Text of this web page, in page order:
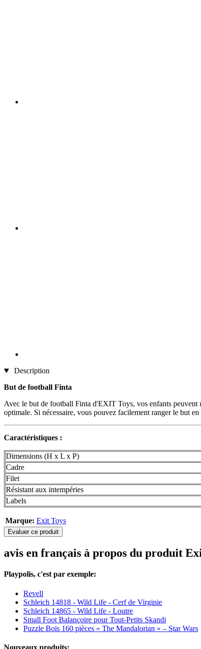
Description
But de football Finta
Avec le but de football Finta d'EXIT Toys, vos enfants peuvent
optimale. Si nécessaire, vous pouvez facilement ranger le but
Caractéristiques :
Dimensions (H x L x P)
Cadre
Filet
Résistant aux intempéries
Labels
Marque: Exit Toys
Evaluer ce produit
avis en français à propos du produit
Playpolis, c'est par exemple:
Revell
Schleich 14818 - Wild Life - Cerf de Virginie
Schleich 14865 - Wild Life - Loutre
Small Foot Balançoire pour Tout-Petits Skandi
Puzzle Bois 160 pièces « The Mandalorian » – Star Wars
Nouveaux produits: